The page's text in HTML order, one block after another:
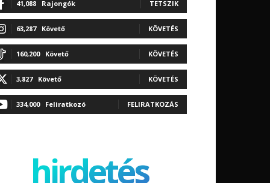
41,088 Rajongók TETSZIK
63,287 Követő KÖVETÉS
160,200 Követő KÖVETÉS
3,827 Követő KÖVETÉS
334,000 Feliratkozó FELIRATKOZÁS
hirdetés